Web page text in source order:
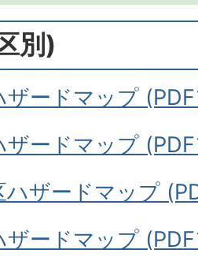
別)
ザードマップ
ザードマップ
ハザードマップ
ザードマップ